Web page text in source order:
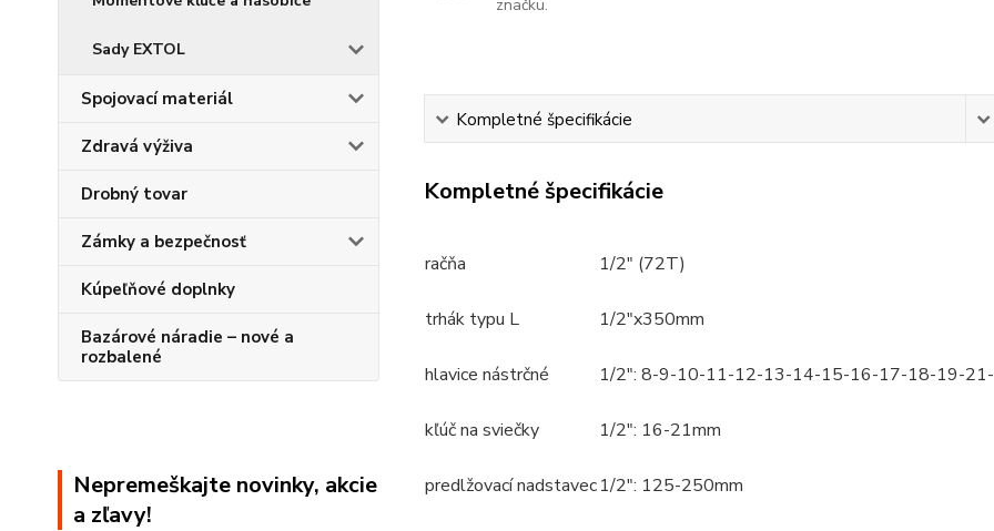
Sady EXTOL
Spojovací materiál
Zdravá výživa
Drobný tovar
Zámky a bezpečnosť
Kúpeľňové doplnky
Bazárové náradie – nové a
rozbalené
Nepremeškajte novinky, akcie
a zľavy!
značku.
Kompletné špecifikácie
Kompletné špecifikácie
račňa 1/2" (72T)
trhák typu L 1/2"x350mm
hlavice nástrčné 1/2": 8-9-10-11-12-13-14-15-16-17-18-19-
kľúč na sviečky 1/2": 16-21mm
predlžovací nadstavec1/2": 125-250mm